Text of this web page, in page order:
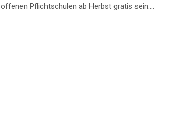
offenen Pflichtschulen ab Herbst gratis sein....